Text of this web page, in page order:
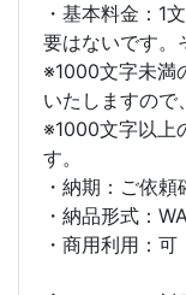
・基本料金：1
要はないです。
※1000文字未満
いたしますので
※1000文字以上
す。
・納期：ご依
・納品形式：
・商用利用：可